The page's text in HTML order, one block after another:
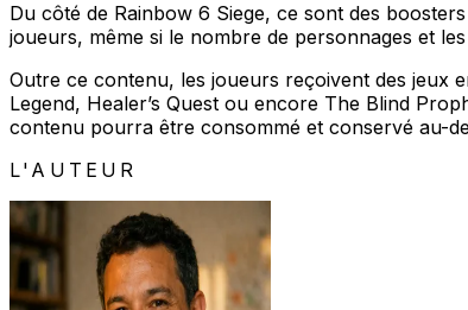
Du côté de Rainbow 6 Siege, ce sont des
joueurs, même si le nombre de personnages et
Outre ce contenu, les joueurs reçoivent des jeux
Legend, Healer’s Quest ou encore The Blind
contenu pourra être consommé et conservé au-
L'AUTEUR